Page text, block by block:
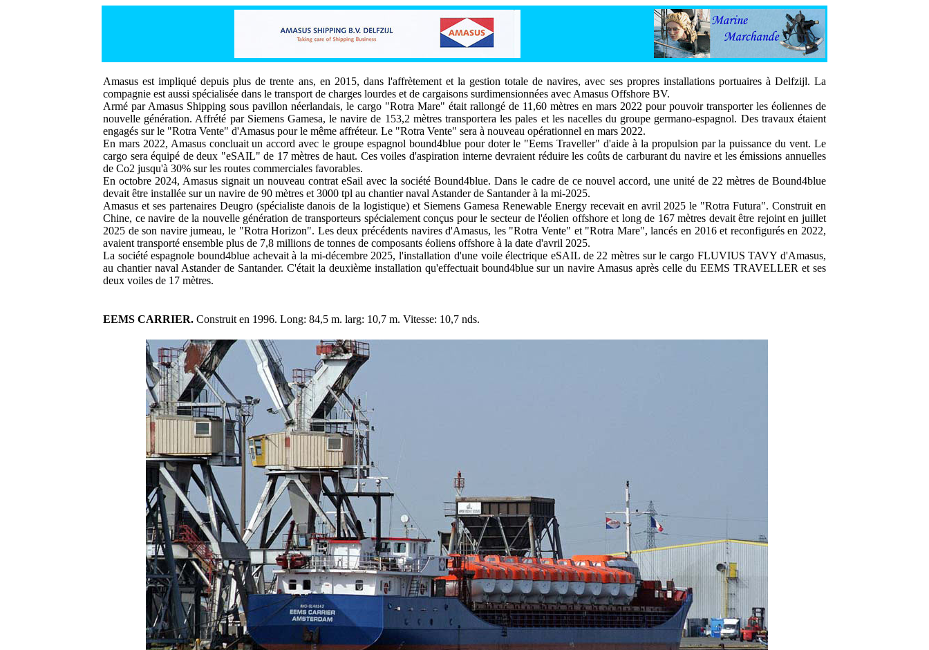
Amasus est impliqué depuis plus de trente ans, en 2015, dans l'affrètement et la gestion totale de navires, avec ses propres installations portuaires à Delfzijl. La
compagnie est aussi spécialisée dans le transport de charges lourdes et de cargaisons surdimensionnées avec Amasus Offshore BV.
Armé par Amasus Shipping sous pavillon néerlandais, le cargo "Rotra Mare" était rallongé de 11,60 mètres en mars 2022 pour pouvoir transporter les éoliennes de
nouvelle génération. Affrété par Siemens Gamesa, le navire de 153,2 mètres transportera les pales et les nacelles du groupe germano-espagnol. Des travaux étaient
engagés sur le "Rotra Vente" d'Amasus pour le même affréteur. Le "Rotra Vente" sera à nouveau opérationnel en mars 2022.
En mars 2022, Amasus concluait un accord avec le groupe espagnol bound4blue pour doter le "Eems Traveller" d'aide à la propulsion par la puissance du vent. Le
cargo sera équipé de deux "eSAIL" de 17 mètres de haut. Ces voiles d'aspiration interne devraient réduire les coûts de carburant du navire et les émissions annuelles
de Co2 jusqu'à 30% sur les routes commerciales favorables.
En octobre 2024, Amasus signait un nouveau contrat eSail avec la société Bound4blue. Dans le cadre de ce nouvel accord, une unité de 22 mètres de Bound4blue
devait être installée sur un navire de 90 mètres et 3000 tpl au chantier naval Astander de Santander à la mi-2025.
Amasus et ses partenaires Deugro (spécialiste danois de la logistique) et Siemens Gamesa Renewable Energy recevait en avril 2025 le "Rotra Futura". Construit en
Chine, ce navire de la nouvelle génération de transporteurs spécialement conçus pour le secteur de l'éolien offshore et long de 167 mètres devait être rejoint en juillet
2025 de son navire jumeau, le "Rotra Horizon". Les deux précédents navires d'Amasus, les "Rotra Vente" et "Rotra Mare", lancés en 2016 et reconfigurés en 2022,
avaient transporté ensemble plus de 7,8 millions de tonnes de composants éoliens offshore à la date d'avril 2025.
La société espagnole bound4blue achevait à la mi-décembre 2025, l'installation d'une voile électrique eSAIL de 22 mètres sur le cargo FLUVIUS TAVY d'Amasus,
au chantier naval Astander de Santander. C'était la deuxième installation qu'effectuait bound4blue sur un navire Amasus après celle du EEMS TRAVELLER et ses
deux voiles de 17 mètres.
EEMS CARRIER. Construit en 1996. Long: 84,5 m. larg: 10,7 m. Vitesse: 10,7 nds.